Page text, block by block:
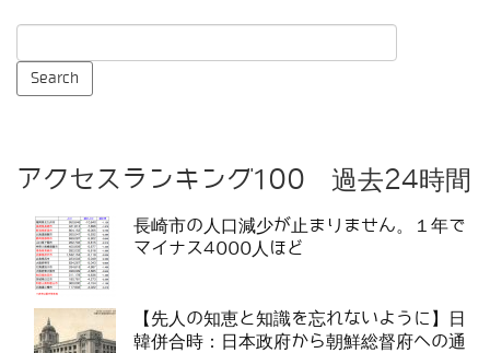
アクセスランキング100 過去24時間
長崎市の人口減少が止まりません。１年で
マイナス4000人ほど
【先人の知恵と知識を忘れないように】日
韓併合時：日本政府から朝鮮総督府への通